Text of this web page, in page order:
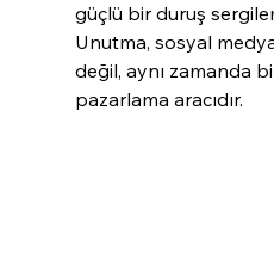
güçlü bir duruş
Unutma, sosyal
değil, aynı zamanda
pazarlama aracıdır.